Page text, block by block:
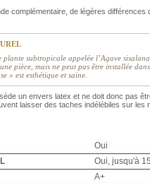
complémentaire, de légères différences
plante subtropicale appelée l’Agave
pièce, mais ne peut pas être installée
» est esthétique et saine.
un envers latex et ne doit donc pas
laisser des taches indélébiles sur les
Oui
Oui, jusqu'à
A+